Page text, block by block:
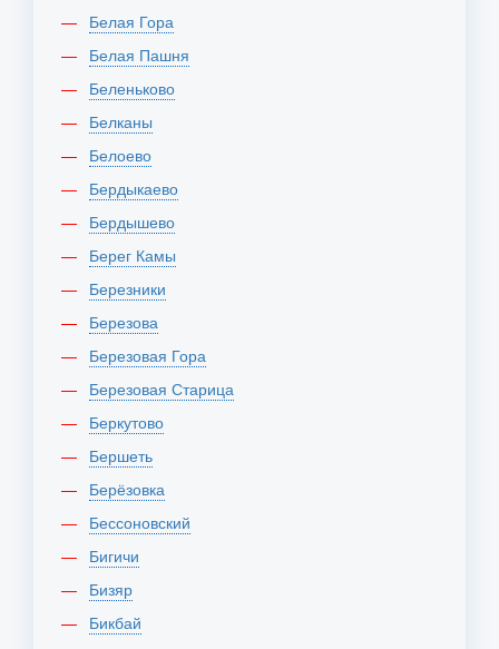
Белая Гора
Белая Пашня
Беленьково
Белканы
Белоево
Бердыкаево
Бердышево
Берег Камы
Березники
Березова
Березовая Гора
Березовая Старица
Беркутово
Бершеть
Берёзовка
Бессоновский
Бигичи
Бизяр
Бикбай